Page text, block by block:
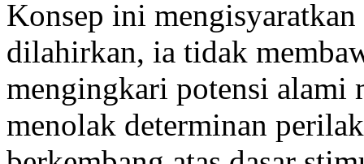
Konsep ini
dilahirkan, ia tidak
mengingkari potensi alami
menolak determinan